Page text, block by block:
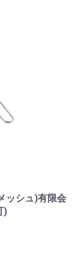
ッシュ)有限会
)